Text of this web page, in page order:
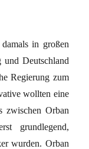
in großen
Deutschland
Regierung zum
wollten eine
zwischen Orban
grundlegend,
wurden. Orban